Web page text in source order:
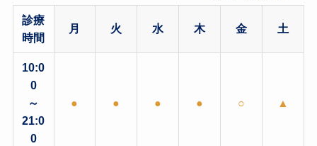
診療
時間
月 火 水 木 金 土
10:0
0
～
21:0
0
● ● ● ● ○ ▲